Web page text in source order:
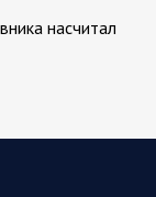
насчитал